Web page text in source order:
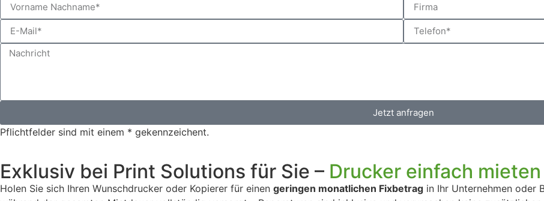
Jetzt anfragen
Pflichtfelder sind mit einem * gekennzeichent.
Exklusiv bei Print Solutions für Sie – Drucker einfach mieten
Holen Sie sich Ihren Wunschdrucker oder Kopierer für einen geringen monatlichen Fixbetrag in Ihr Unternehmen oder